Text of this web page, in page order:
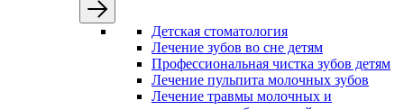
Детская стоматология
Лечение зубов во сне детям
Профессиональная чистка зубов детям
Лечение пульпита молочных зубов
Лечение травмы молочных и